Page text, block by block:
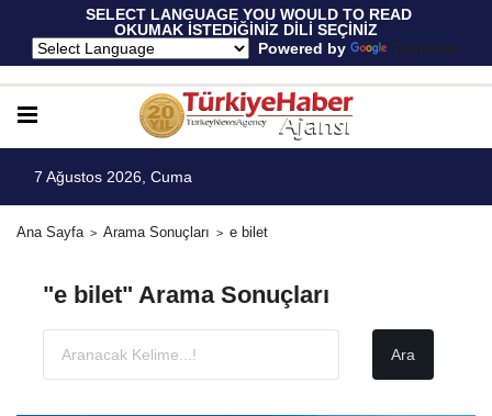
SELECT LANGUAGE YOU WOULD TO READ
OKUMAK İSTEDİĞİNİZ DİLİ SEÇİNİZ
Powered by
Translate
7 Ağustos 2026, Cuma
Ana Sayfa Arama Sonuçları e bilet
"e bilet" Arama Sonuçları